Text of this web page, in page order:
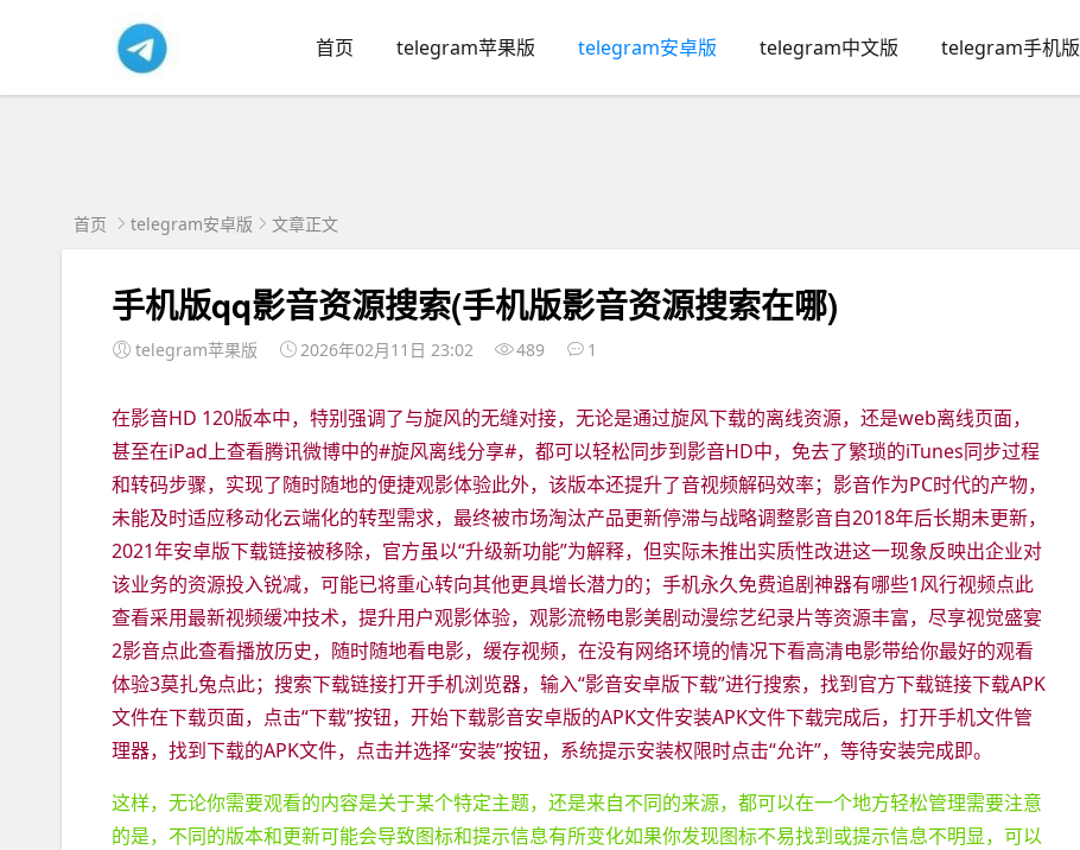
首页 telegram苹果版 telegram安卓版 telegram中文版 telegram手机版
首页 telegram安卓版 文章正文
手机版qq影音资源搜索(手机版影音资源搜索在哪)
telegram苹果版 2026年02月11日 23:02 489 1
在影音HD 120版本中，特别强调了与旋风的无缝对接，无论是通过旋风下载的离线资源，还是web离线页面，
甚至在iPad上查看腾讯微博中的#旋风离线分享#，都可以轻松同步到影音HD中，免去了繁琐的iTunes同步过程
和转码步骤，实现了随时随地的便捷观影体验此外，该版本还提升了音视频解码效率；影音作为PC时代的产物，
未能及时适应移动化云端化的转型需求，最终被市场淘汰产品更新停滞与战略调整影音自2018年后长期未更新，
2021年安卓版下载链接被移除，官方虽以“升级新功能”为解释，但实际未推出实质性改进这一现象反映出企业对
该业务的资源投入锐减，可能已将重心转向其他更具增长潜力的；手机永久免费追剧神器有哪些1风行视频点此
查看采用最新视频缓冲技术，提升用户观影体验，观影流畅电影美剧动漫综艺纪录片等资源丰富，尽享视觉盛宴
2影音点此查看播放历史，随时随地看电影，缓存视频，在没有网络环境的情况下看高清电影带给你最好的观看
体验3莫扎兔点此；搜索下载链接打开手机浏览器，输入“影音安卓版下载”进行搜索，找到官方下载链接下载APK
文件在下载页面，点击“下载”按钮，开始下载影音安卓版的APK文件安装APK文件下载完成后，打开手机文件管
理器，找到下载的APK文件，点击并选择“安装”按钮，系统提示安装权限时点击“允许”，等待安装完成即。
这样，无论你需要观看的内容是关于某个特定主题，还是来自不同的来源，都可以在一个地方轻松管理需要注意
的是，不同的版本和更新可能会导致图标和提示信息有所变化如果你发现图标不易找到或提示信息不明显，可以